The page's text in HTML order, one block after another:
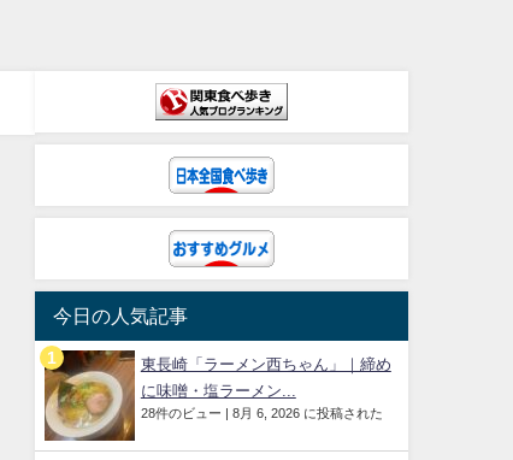
今日の人気記事
東長崎「ラーメン西ちゃん」｜締め
に味噌・塩ラーメン...
28件のビュー | 8月 6, 2026 に投稿された